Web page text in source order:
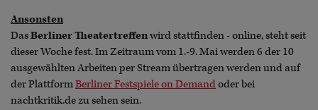
Ansonsten
DasBerliner Theatertreffenwird stattfinden - online, steht seit
dieser Woche fest. Im Zeitraum vom 1.-9. Mai werden 6 der 10
ausgewählten Arbeiten per Stream übertragen werden und auf
der PlattformBerliner Festspiele on Demandoder bei
nachtkritik.de zu sehen sein.